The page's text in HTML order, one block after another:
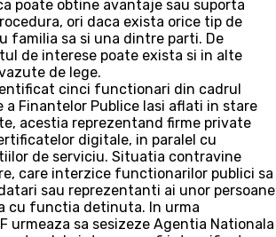
poate obtine avantaje sau suporta
ori daca exista orice tip de
familia sa si una dintre parti. De
de interese poate exista si in alte
de lege.
cinci functionari din cadrul
a Finantelor Publice Iasi aflati in stare
acestia reprezentand firme private
digitale, in paralel cu
de serviciu. Situatia contravine
care interzice functionarilor publici sa
sau reprezentanti ai unor persoane
cu functia detinuta. In urma
urmeaza sa sesizeze Agentia Nationala